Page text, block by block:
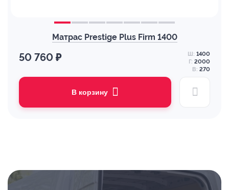
Матрас Prestige Plus Firm 1400
50 760 ₽ Ш: 1400
Г: 2000
В: 270
В корзину